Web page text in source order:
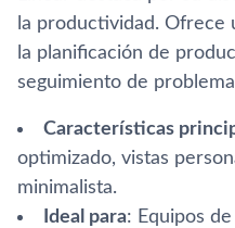
la productividad. Ofrece
la planificación de
seguimiento de
Características
optimizado, vistas
minimalista.
Ideal para: Equipos